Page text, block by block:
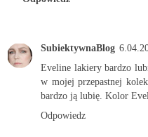
SubiektywnaBlog
Eveline lakiery bardzo
w mojej przepastnej
bardzo ją lubię. Kolor
Odpowiedz